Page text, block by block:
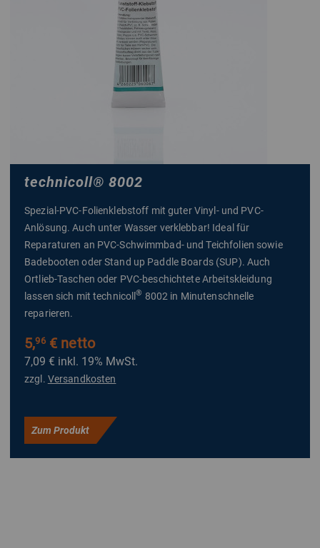
technicoll® 8002
Spezial-PVC-Folienklebstoff mit guter Vinyl- und PVC-
Anlösung. Auch unter Wasser verklebbar! Ideal für
Reparaturen an PVC-Schwimmbad- und Teichfolien sowie
Badebooten oder Stand up Paddle Boards (SUP). Auch
Ortlieb-Taschen oder PVC-beschichtete Arbeitskleidung
lassen sich mit technicoll® 8002 in Minutenschnelle
reparieren.
5,96€ netto
7,09 € inkl. 19% MwSt.
zzgl. Versandkosten
Zum Produkt